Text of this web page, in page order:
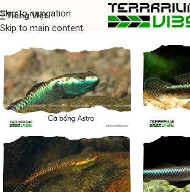
Skip to navigation
Skip to main content
Tiếng Việt
Home/Cá thủy sinh